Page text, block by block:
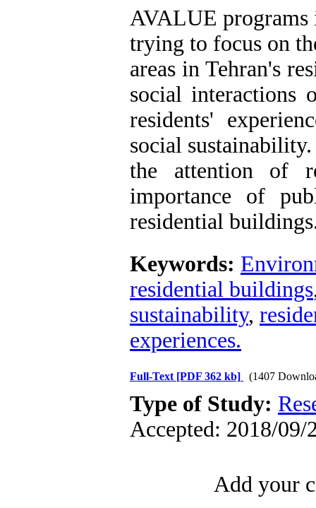
AVALUE programs
trying to focus on
areas in Tehran's
social interactions
residents'
social
the attention of
importance of
residential buildings
Keywords:
residential buildings
sustainability,
experiences.
Full-Text [PDF 362 kb] (1407
Type of Study:
Accepted: 2018/09/
Add your